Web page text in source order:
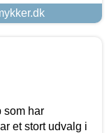
som har
et stort udvalg i